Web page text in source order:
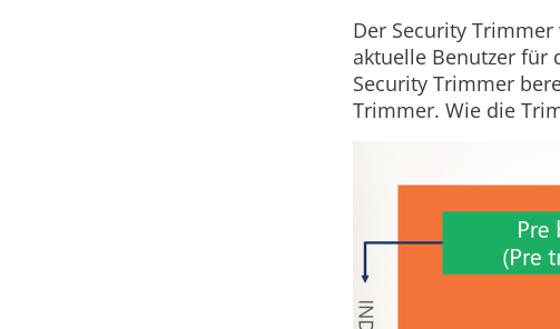
Der Security
aktuelle Benutzer für
Security Trimmer
Trimmer. Wie die